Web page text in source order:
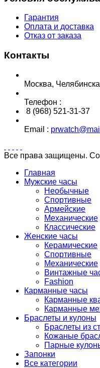
Гарантия
Оплата и доставка
Отказ от заказа
Контакты
Москва,
Телефон :
8 (968) 521-31-37
Email :
Все права защищены.
Главная
Мужские часы
Необычные
Спортивные
Армейские
Механические
Классические
Женские часы
Керамические
Спортивные
Механические
Винтажные
Fashion
Карманные часы
Карманные
Карманные
Браслеты и кулоны
Браслеты из
Кожаные
Парные
Запонки
Все категории